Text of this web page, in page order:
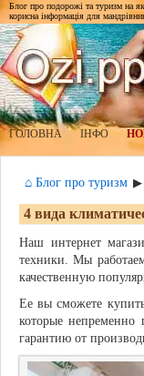
Блог про подорожі та туризм на
корисна інформація для
ГОЛОВНА ІНФО
⌂ Блог про туризм ▶
4 вида
Наш интернет
техники. Мы
качественную
Ее вы сможете
которые непременно
гарантию от